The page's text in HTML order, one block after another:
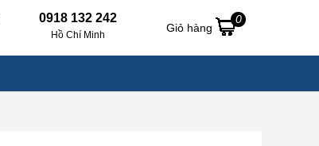
0918 132 242
Hồ Chí Minh
Giỏ hàng
0